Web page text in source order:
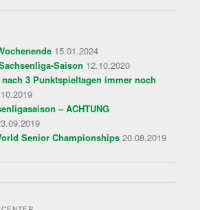
15.01.2024
Saison 12.10.2020
3 Punktspieltagen immer noch
– ACHTUNG
Senior Championships 20.08.2019